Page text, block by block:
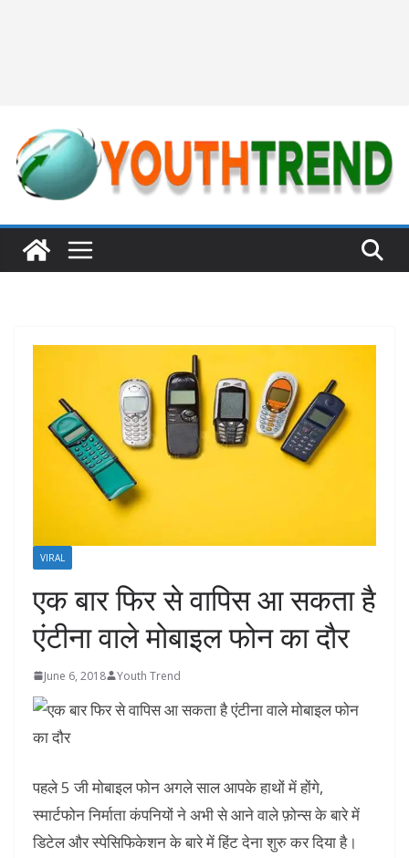
VIRAL
एक बार फिर से वापिस आ सकता है
एंटीना वाले मोबाइल फोन का दौर
June 6, 2018 Youth Trend
पहले 5 जी मोबाइल फोन अगले साल आपके हाथों में होंगे,
स्मार्टफोन निर्माता कंपनियों ने अभी से आने वाले फ़ोन्स के बारे में
डिटेल और स्पेसिफिकेशन के बारे में हिंट देना शुरु कर दिया है।